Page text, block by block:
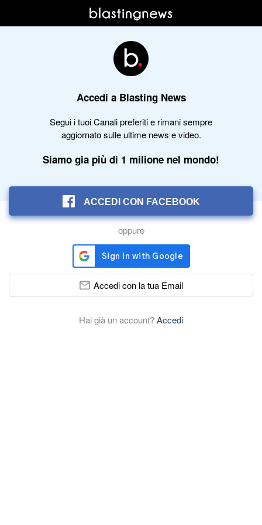
Accedi a Blasting News
Segui i tuoi Canali preferiti e rimani sempre
aggiornato sulle ultime news e video.
Siamo gia più di 1 milione nel mondo!
ACCEDI CON FACEBOOK
oppure
Accedi con la tua Email
Hai già un account?Accedi